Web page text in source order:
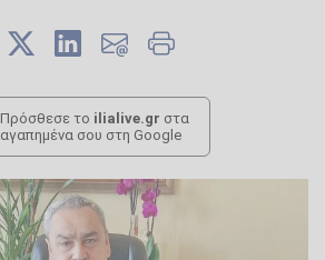
Πρόσθεσε το ilialive.gr στα
αγαπημένα σου στη Google